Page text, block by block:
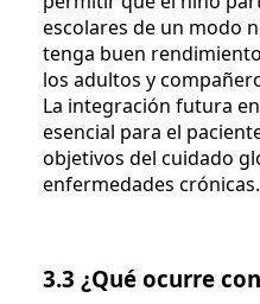
escolares de un modo
tenga buen
los adultos y
La integración futura
esencial para el
objetivos del cuidado
enfermedades crónicas.
3.3 ¿Qué ocurre